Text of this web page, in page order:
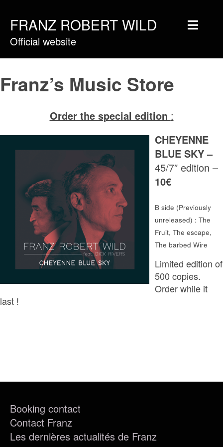
FRANZ ROBERT WILD
Official website
Home
Vidéos
Boutique
Contact
Presse & Pro
EN DE NL
Franz’s Music Store
Order the special edition :
CHEYENNE
BLUE SKY –
45/7″ edition –
10€
B side (Previously
unreleased) : The
Fruit, The escape,
The barbed Wire
Limited edition of
500 copies.
Order while it
last !
Booking contact
Contact Franz
Les dernières actualités de Franz